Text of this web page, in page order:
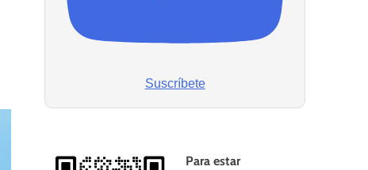
Suscríbete
Para estar